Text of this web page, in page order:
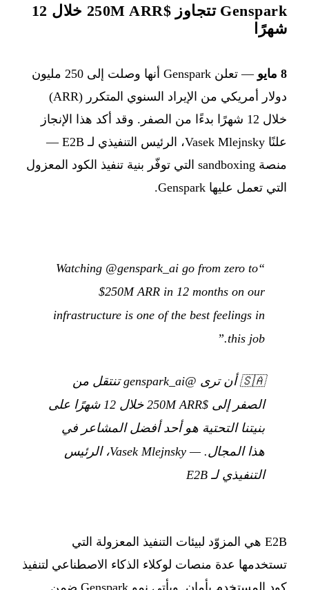
Genspark تتجاوز $250M ARR خلال 12
شهرًا
8 مايو
— تعلن Genspark أنها وصلت إلى 250 مليون
دولار أمريكي من الإيراد السنوي المتكرر (ARR)
خلال 12 شهرًا بدءًا من الصفر. وقد أكد هذا الإنجاز
علنًا Vasek Mlejnsky، الرئيس التنفيذي لـ E2B —
منصة sandboxing التي توفّر بنية تنفيذ الكود المعزول
التي تعمل عليها Genspark.
“Watching @genspark_ai go from zero to
$250M ARR in 12 months on our
infrastructure is one of the best feelings in
this job.”
🇸🇦
أن ترى @genspark_ai تنتقل من
الصفر إلى $250M ARR خلال 12 شهرًا على
بنيتنا التحتية هو أحد أفضل المشاعر في
هذا المجال.
— Vasek Mlejnsky، الرئيس
التنفيذي لـ E2B
E2B هي المزوّد لبيئات التنفيذ المعزولة التي
تستخدمها عدة منصات لوكلاء الذكاء الاصطناعي لتنفيذ
كود المستخدم بأمان. ويأتي نمو Genspark ضمن